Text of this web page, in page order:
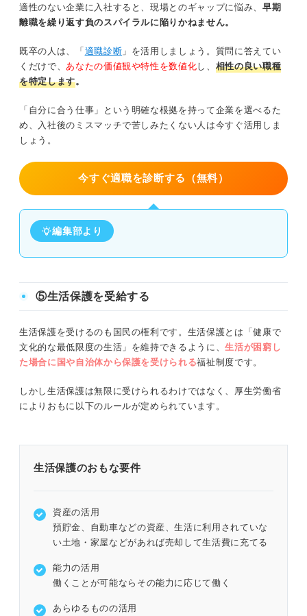
適性のない企業に入社すると、現場とのギャップに悩み、 早期
離職を繰り返す負のスパイラルに陥りかねません。
既卒の人は、「 適職診断 」を活用しましょう。質問に答えてい
くだけで、あなたの価値観や特性を数値化し、 相性の良い職種
を特定します。
「自分に合う仕事」という明確な根拠を持って企業を選べるた
め、入社後のミスマッチで苦しみたくない人は今すぐ活用しま
しょう。
今すぐ適職を診断する（無料）
編集部より
⑤生活保護を受給する
生活保護を受けるのも国民の権利です。生活保護とは「健康で
文化的な最低限度の生活」を維持できるように、生活が困窮し
た場合に国や自治体から保護を受けられる福祉制度です。
しかし生活保護は無限に受けられるわけではなく、厚生労働省
によりおもに以下のルールが定められています。
生活保護のおもな要件
資産の活用
預貯金、自動車などの資産、生活に利用されていな
い土地・家屋などがあれば売却して生活費に充てる
能力の活用
働くことが可能ならその能力に応じて働く
あらゆるものの活用